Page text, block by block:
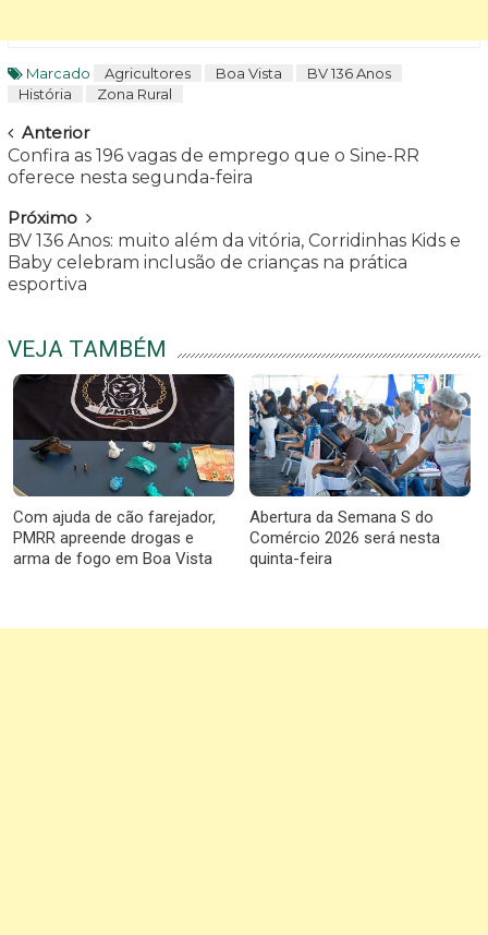
Marcado Agricultores Boa Vista
BV 136 Anos
História
Zona Rural
Navegar
Anterior
Confira as 196 vagas de emprego que o Sine-RR
oferece nesta segunda-feira
Próximo
BV 136 Anos: muito além da vitória, Corridinhas Kids e
Baby celebram inclusão de crianças na prática
esportiva
VEJA TAMBÉM
Com ajuda de cão farejador,
PMRR apreende drogas e
arma de fogo em Boa Vista
Abertura da Semana S do
Comércio 2026 será nesta
quinta-feira